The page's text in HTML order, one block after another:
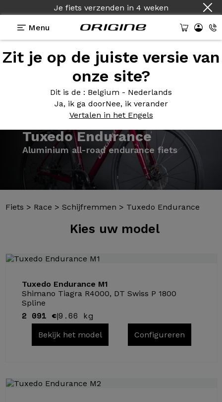
Je fiets verzenden in 4 weken
Menu
Zit je op de juiste versie van
onze site?
Dit is de : Belgium - Nederlands
Ja, ik ga doorNee, ik verander
Vertalen in het Engels
Presentatie Modellen Technologie
Fiets > Race >Schijfremmen > Tuxedo Endurance
Kies uw model
Tuxedo Endurance M1
Shimano Tiagra R4000, DT Swiss P 1800
Spline
2 091 €|9.66 kg
Bekijk het model Configureren